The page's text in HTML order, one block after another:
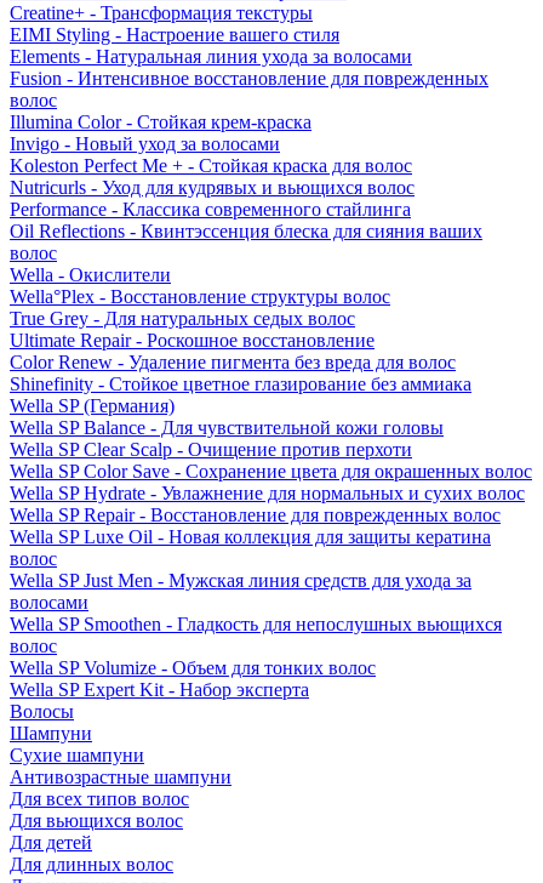
Creatine+ - Трансформация текстуры
EIMI Styling - Настроение вашего стиля
Elements - Натуральная линия ухода за волосами
Fusion - Интенсивное восстановление для поврежденных
волос
Illumina Color - Стойкая крем-краска
Invigo - Новый уход за волосами
Koleston Perfect Me + - Стойкая краска для волос
Nutricurls - Уход для кудрявых и вьющихся волос
Performance - Классика современного стайлинга
Oil Reflections - Квинтэссенция блеска для сияния ваших
волос
Wella - Окислители
Wella°Plex - Восстановление структуры волос
True Grey - Для натуральных седых волос
Ultimate Repair - Роскошное восстановление
Color Renew - Удаление пигмента без вреда для волос
Shinefinity - Стойкое цветное глазирование без аммиака
Wella SP (Германия)
Wella SP Balance - Для чувствительной кожи головы
Wella SP Clear Scalp - Очищение против перхоти
Wella SP Color Save - Сохранение цвета для окрашенных волос
Wella SP Hydrate - Увлажнение для нормальных и сухих волос
Wella SP Repair - Восстановление для поврежденных волос
Wella SP Luxe Oil - Новая коллекция для защиты кератина
волос
Wella SP Just Men - Мужская линия средств для ухода за
волосами
Wella SP Smoothen - Гладкость для непослушных вьющихся
волос
Wella SP Volumize - Объем для тонких волос
Wella SP Expert Kit - Набор эксперта
Волосы
Шампуни
Сухие шампуни
Антивозрастные шампуни
Для всех типов волос
Для вьющихся волос
Для детей
Для длинных волос